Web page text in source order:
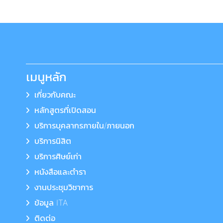
เมนูหลัก
เกี่ยวกับคณะ
หลักสูตรที่เปิดสอน
บริการบุคลากรภายใน/ภายนอก
บริการนิสิต
บริการศิษย์เก่า
หนังสือและตำรา
งานประชุมวิชาการ
ข้อมูล ITA
ติดต่อ